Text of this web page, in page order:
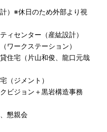
休日のため外部より視
センター（産紘設計）
クステーション）
（片山和俊、龍口元哉
メント）
ョン＋黒岩構造事務
懇親会